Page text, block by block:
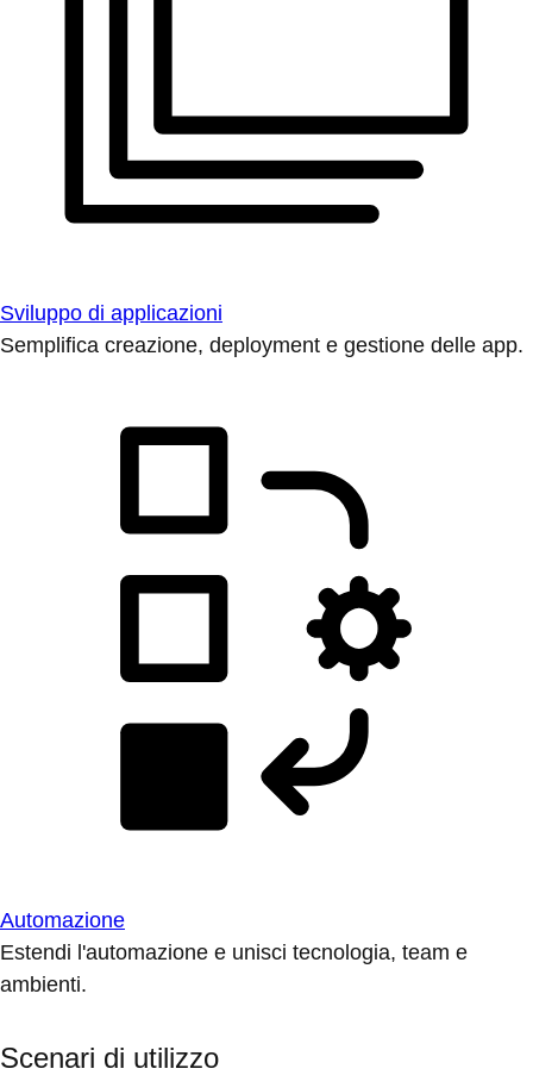
Sviluppo di applicazioni
Semplifica creazione, deployment e gestione delle app.
Automazione
Estendi l'automazione e unisci tecnologia, team e
ambienti.
Scenari di utilizzo